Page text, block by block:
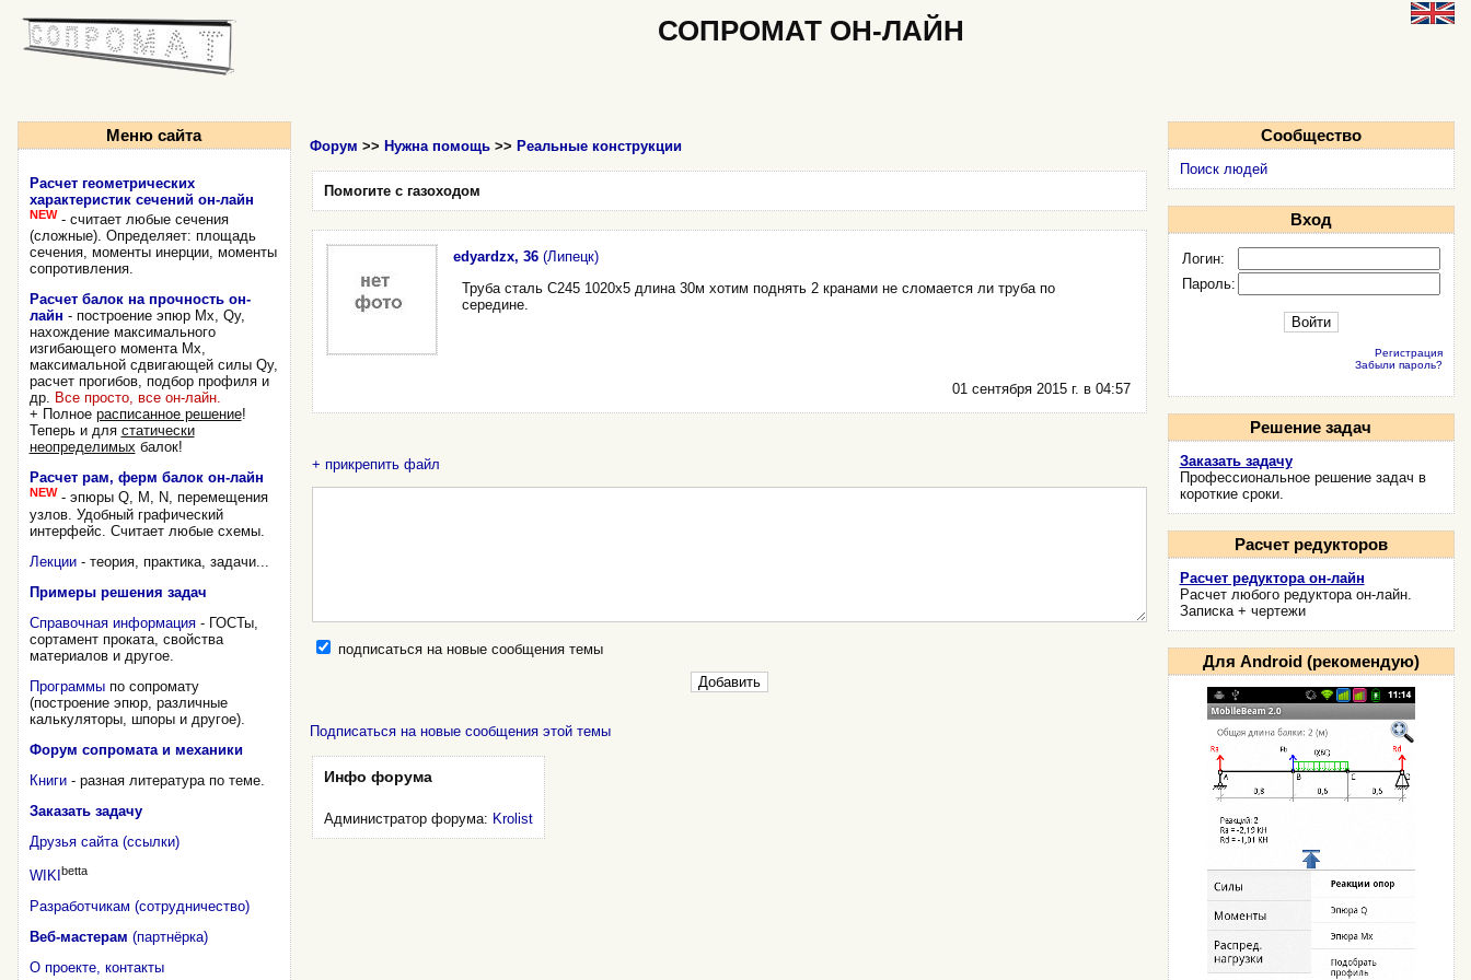
СОПРОМАТ ОН-ЛАЙН
Меню сайта
Расчет геометрических
характеристик сечений он-лайн
NEW- считает любые сечения
(сложные). Определяет: площадь
сечения, моменты инерции, моменты
сопротивления.
Расчет балок на прочность он-
лайн - построение эпюр Mx, Qy,
нахождение максимального
изгибающего момента Mx,
максимальной сдвигающей силы Qy,
расчет прогибов, подбор профиля и
др. Все просто, все он-лайн.
+ Полное расписанное решение!
Теперь и для статически
неопределимых балок!
Расчет рам, ферм балок он-лайн
NEW- эпюры Q, M, N, перемещения
узлов. Удобный графический
интерфейс. Считает любые схемы.
Лекции- теория, практика, задачи...
Примеры решения задач
Справочная информация- ГОСТы,
сортамент проката, свойства
материалов и другое.
Программыпо сопромату
(построение эпюр, различные
калькуляторы, шпоры и другое).
Форум сопромата и механики
Книги- разная литература по теме.
Заказать задачу
Друзья сайта (ссылки)
WIKI betta
Разработчикам (сотрудничество)
Веб-мастерам (партнёрка)
О проекте, контакты
Форум >> Нужна помощь>> Реальные конструкции
Помогите с газоходом
edyardzx, 36(Липецк)
Труба сталь С245 1020х5 длина 30м хотим поднять 2 кранами не сломается ли труба по
середине.
01 сентября 2015 г. в 04:57
+ прикрепить файл
подписаться на новые сообщения темы
Подписаться на новые сообщения этой темы
Инфо форума
Администратор форума: Krolist
Сообщество
Поиск людей
Вход
Логин:
Пароль:
Регистрация
Забыли пароль?
Решение задач
Заказать задачу
Профессиональное решение задач в
короткие сроки.
Расчет редукторов
Расчет редуктора он-лайн
Расчет любого редуктора он-лайн.
Записка + чертежи
Для Android (рекомендую)